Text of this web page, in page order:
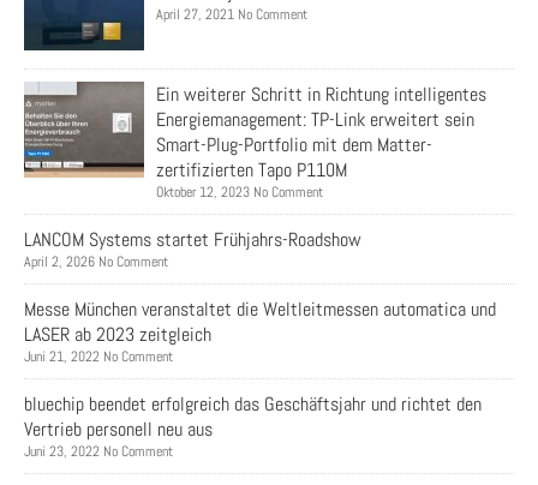
April 27, 2021 No Comment
Ein weiterer Schritt in Richtung intelligentes
Energiemanagement: TP-Link erweitert sein
Smart-Plug-Portfolio mit dem Matter-
zertifizierten Tapo P110M
Oktober 12, 2023 No Comment
LANCOM Systems startet Frühjahrs-Roadshow
April 2, 2026 No Comment
Messe München veranstaltet die Weltleitmessen automatica und
LASER ab 2023 zeitgleich
Juni 21, 2022 No Comment
bluechip beendet erfolgreich das Geschäftsjahr und richtet den
Vertrieb personell neu aus
Juni 23, 2022 No Comment